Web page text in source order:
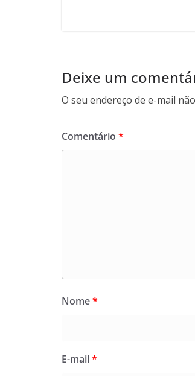
Deixe um
O seu endereço de e-mail
Comentário *
Nome*
E-mail*